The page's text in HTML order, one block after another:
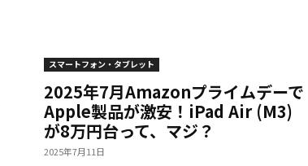
スマートフォン・タブレット
2025年7月Amazonプライムデーで
Apple製品が激安！iPad Air (M3)
が8万円台って、マジ？
2025年7月11日